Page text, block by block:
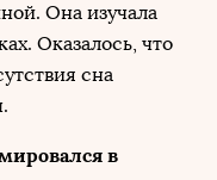
Она изучала
Оказалось, что
сна
в